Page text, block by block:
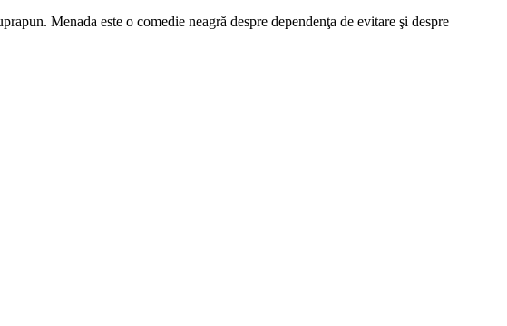
Menada este o comedie neagră despre dependenţa de evitare şi despre